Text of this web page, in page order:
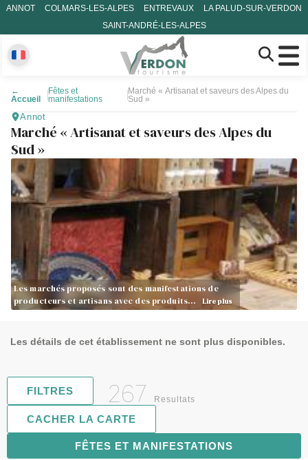
ANNOT COLMARS-LES-ALPES ENTREVAUX
LA PALUD-SUR-VERDON
SAINT-ANDRÉ-LES-ALPES
←
Accueil
Fêtes et
manifestations
Marché « Artisanat et saveurs des Alpes du
Sud »
Annot
Marché « Artisanat et saveurs des Alpes du
Sud »
Les marchés proposés sont des manifestations de
producteurs et artisans avec des produits…
Lire plus
Les détails de cet établissement ne sont plus disponibles.
FILTRES 267 Resultats
FÊTES ET MANIFESTATIONS
CACHER LA CARTE
68